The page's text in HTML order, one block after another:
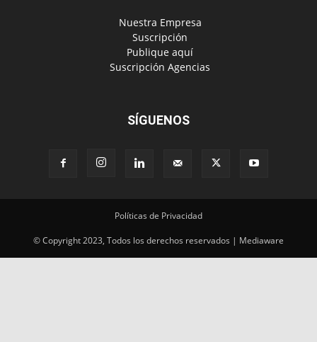
‎ Nuestra Empresa
‎ Suscripción
‎ Publique aquí
‎ Suscripción Agencias
SÍGUENOS
Políticas de Privacidad
© Copyright 2023, Todos los derechos reservados | Mediaware